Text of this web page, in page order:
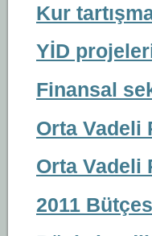
Kur
YİD
Finansal
Orta Vadeli
Orta Vadeli
2011